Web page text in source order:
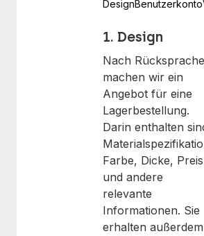
DesignBenutzerkonto
1. Design
Nach Rücksprache
machen wir ein
Angebot für eine
Lagerbestellung.
Darin enthalten
Farbe, Dicke, Preis
und andere
relevante
Informationen. Sie
erhalten außerdem